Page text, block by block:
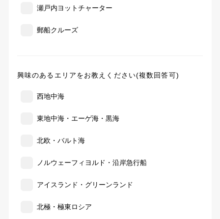
瀬戸内ヨットチャーター
郵船クルーズ
興味のあるエリアをお教えください(複数回答可)
西地中海
東地中海・エーゲ海・黒海
北欧・バルト海
ノルウェーフィヨルド・沿岸急行船
アイスランド・グリーンランド
北極・極東ロシア